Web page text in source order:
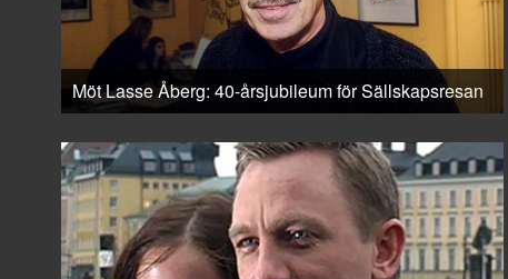
Möt Lasse Åberg: 40-årsjubileum för Sällskapsresan